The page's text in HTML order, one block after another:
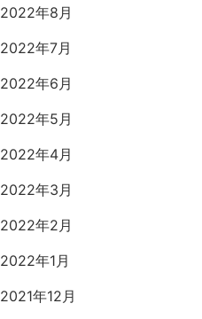
2022年8月
2022年7月
2022年6月
2022年5月
2022年4月
2022年3月
2022年2月
2022年1月
2021年12月